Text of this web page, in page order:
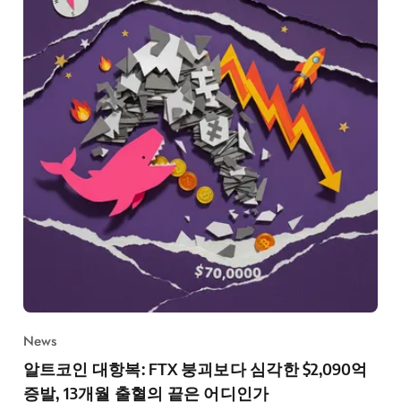
News
알트코인 대항복: FTX 붕괴보다 심각한 $2,090억
증발, 13개월 출혈의 끝은 어디인가